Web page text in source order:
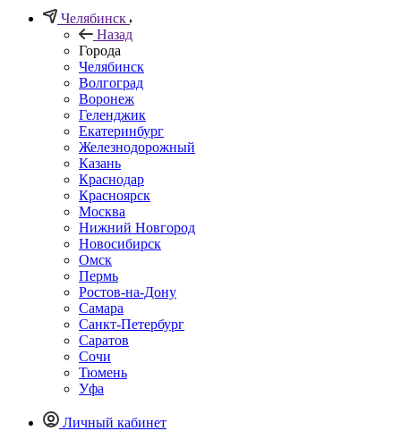
Челябинск
Назад
Города
Челябинск
Волгоград
Воронеж
Геленджик
Екатеринбург
Железнодорожный
Казань
Краснодар
Красноярск
Москва
Нижний Новгород
Новосибирск
Омск
Пермь
Ростов-на-Дону
Самара
Санкт-Петербург
Саратов
Сочи
Тюмень
Уфа
Личный кабинет